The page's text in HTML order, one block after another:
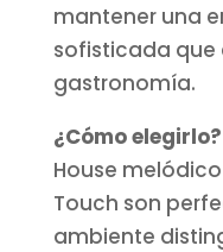
mantener una
sofisticada que
gastronomía.
¿Cómo elegirlo?
House
Touch son
ambiente